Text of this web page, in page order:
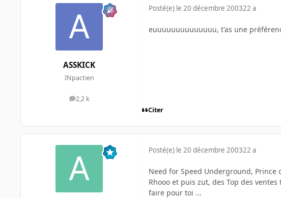
ASSKICK
INpactien
2,2 k
messages
Posté(e) le 20 décembre 200322 a
euuuuuuuuuuuuuu, t'as une
Citer
Posté(e) le 20 décembre 200322 a
Need for Speed Underground, Prince
Rhooo et puis zut, des Top des
faire pour toi ...